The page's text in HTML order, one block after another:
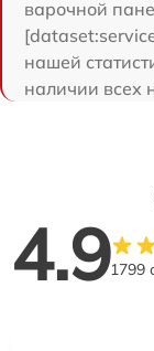
варочной
нашей
наличии всех
4.91799